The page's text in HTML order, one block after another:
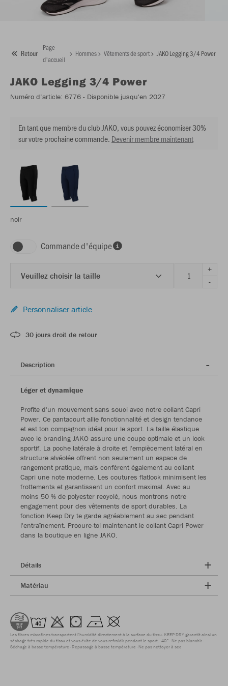
Retour
Page
d'accueil
Hommes Vêtements de sport JAKO Legging 3/4 Power
JAKO Legging 3/4 Power
Numéro d’article: 6776 - Disponible jusqu'en 2027
En tant que membre du club JAKO, vous pouvez économiser 30%
sur votre prochaine commande. Devenir membre maintenant
noir
Commande d'équipe
Veuillez choisir la taille
+
-
Personnaliser article
30 jours droit de retour
Description
Léger et dynamique
Profite d'un mouvement sans souci avec notre collant Capri
Power. Ce pantacourt allie fonctionnalité et design tendance
et est ton compagnon idéal pour le sport. La taille élastique
avec le branding JAKO assure une coupe optimale et un look
sportif. La poche latérale à droite et l'empiècement latéral en
structure alvéolée offrent non seulement un espace de
rangement pratique, mais confèrent également au collant
Capri une note moderne. Les coutures flatlock minimisent les
frottements et garantissent un confort maximal. Avec au
moins 50 % de polyester recyclé, nous montrons notre
engagement pour des vêtements de sport durables. La
fonction Keep Dry te garde agréablement au sec pendant
l'entraînement. Procure-toi maintenant le collant Capri Power
dans la boutique en ligne JAKO.
Détails
Matériau
Les fibres microfines transportent l'humidité directement à la surface du tissu. KEEP DRY garantit ainsi un
séchage très rapide du tissu et vous évite de vous refroidir pendant le sport. 40° Ne pas blanchir
Séchage à basse température Repassage à basse température Ne pas nettoyer à sec